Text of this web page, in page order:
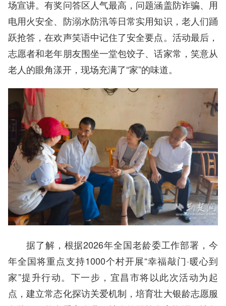
场宣讲。有奖问答区人气最高，问题涵盖防诈骗、用
电用火安全、防溺水防汛等日常实用知识，老人们踊
跃抢答，在欢声笑语中记住了安全要点。活动最后，
志愿者和老年朋友围坐一堂包饺子、话家常，笑意从
老人的眼角漾开，现场充满了“家”的味道。
据了解，根据2026年全国老龄委工作部署，今
年全国将重点支持1000个村开展“幸福敲门·暖心到
家”提升行动。下一步，宜昌市将以此次活动为起
点，建立常态化探访关爱机制，培育壮大银龄志愿服